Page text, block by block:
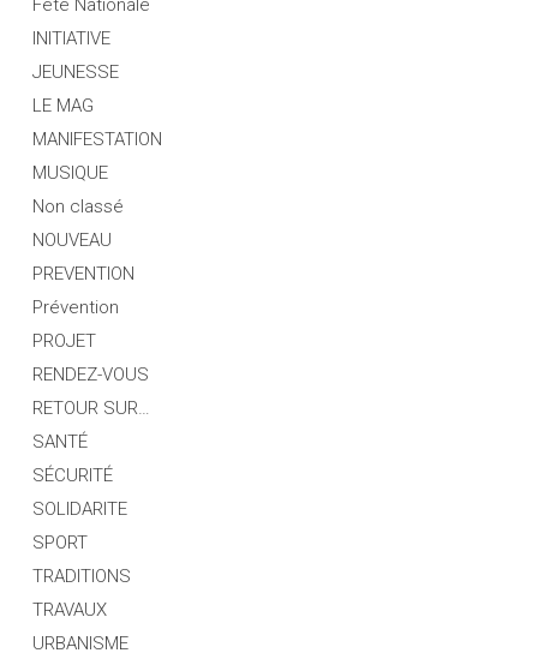
INITIATIVE
JEUNESSE
LE MAG
MANIFESTATION
MUSIQUE
Non classé
NOUVEAU
PREVENTION
Prévention
PROJET
RENDEZ-VOUS
RETOUR SUR…
SANTÉ
SÉCURITÉ
SOLIDARITE
SPORT
TRADITIONS
TRAVAUX
URBANISME